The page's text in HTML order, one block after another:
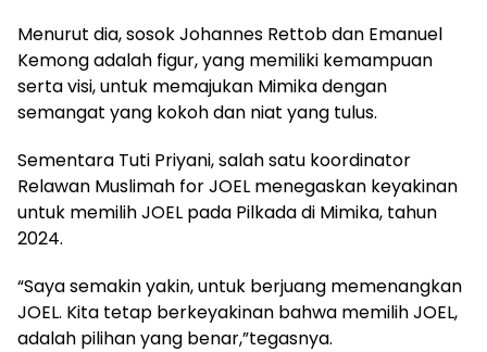
Menurut dia, sosok Johannes Rettob dan Emanuel
Kemong adalah figur, yang memiliki kemampuan
serta visi, untuk memajukan Mimika dengan
semangat yang kokoh dan niat yang tulus.
Sementara Tuti Priyani, salah satu koordinator
Relawan Muslimah for JOEL menegaskan keyakinan
untuk memilih JOEL pada Pilkada di Mimika, tahun
2024.
“Saya semakin yakin, untuk berjuang memenangkan
JOEL. Kita tetap berkeyakinan bahwa memilih JOEL,
adalah pilihan yang benar,”tegasnya.